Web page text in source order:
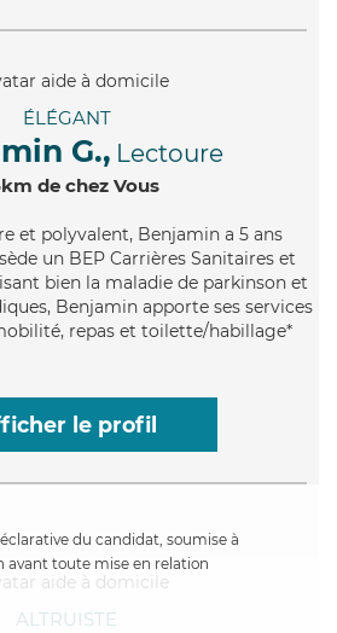
ÉLÉGANT
G., Lectoure
de chez Vous
et polyvalent, Benjamin a 5 ans
un BEP Carrières Sanitaires et
bien la maladie de parkinson et
Benjamin apporte ses services
repas et toilette/habillage*
le profil
du candidat, soumise à
avant toute mise en relation
ALTRUISTE